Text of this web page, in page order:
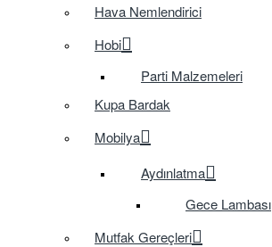
Hava Nemlendirici
Hobi
Parti Malzemeleri
Kupa Bardak
Mobilya
Aydınlatma
Gece Lambası
Mutfak Gereçleri